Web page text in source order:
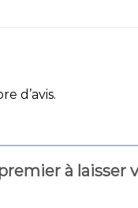
d’avis.
à laisser